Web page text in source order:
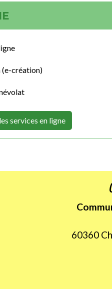
(e-création)
services en ligne
60360